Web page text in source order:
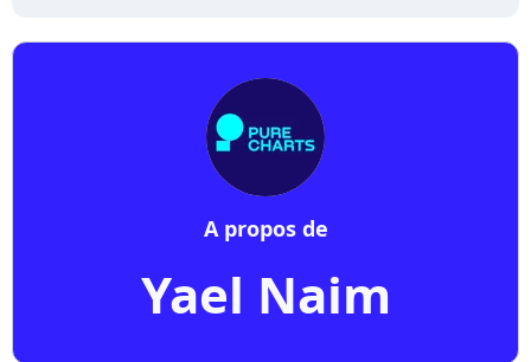
Yael Naim
A propos de